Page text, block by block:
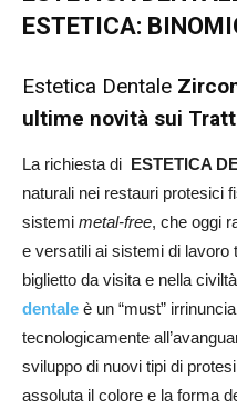
ESTETICA:
Estetica Dentale
ultime novità sui
La richiesta di ESTETICA
naturali nei restauri protesici
sistemi metal-free, che oggi
e versatili ai sistemi di lavoro
biglietto da visita e nella
dentale è un “must”
tecnologicamente
sviluppo di nuovi tipi di
assoluta il colore e la forma